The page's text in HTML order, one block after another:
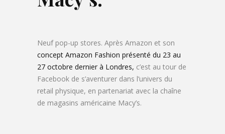
Neuf pop-up stores. Après Amazon et son
concept Amazon Fashion présenté du 23 au
27 octobre dernier à Londres, c’est au tour de
Facebook de s’aventurer dans l’univers du
retail physique, en partenariat avec la chaîne
de magasins américaine Macy’s.